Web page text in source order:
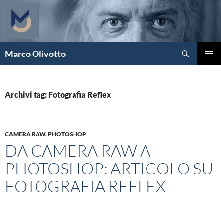
contenuto
Marco Olivotto
Archivi tag: Fotografia Reflex
CAMERA RAW,PHOTOSHOP
DA CAMERA RAW A
PHOTOSHOP: ARTICOLO SU
FOTOGRAFIA REFLEX